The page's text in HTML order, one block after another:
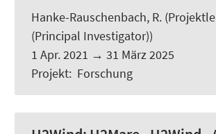
Hanke-Rauschenbach, R.
(Principal Investigator))
1 Apr. 2021 → 31 März 2025
Projekt: Forschung